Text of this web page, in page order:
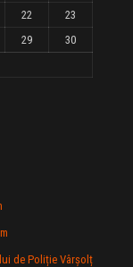
22
23
29
30
de Poliție Vârșolț